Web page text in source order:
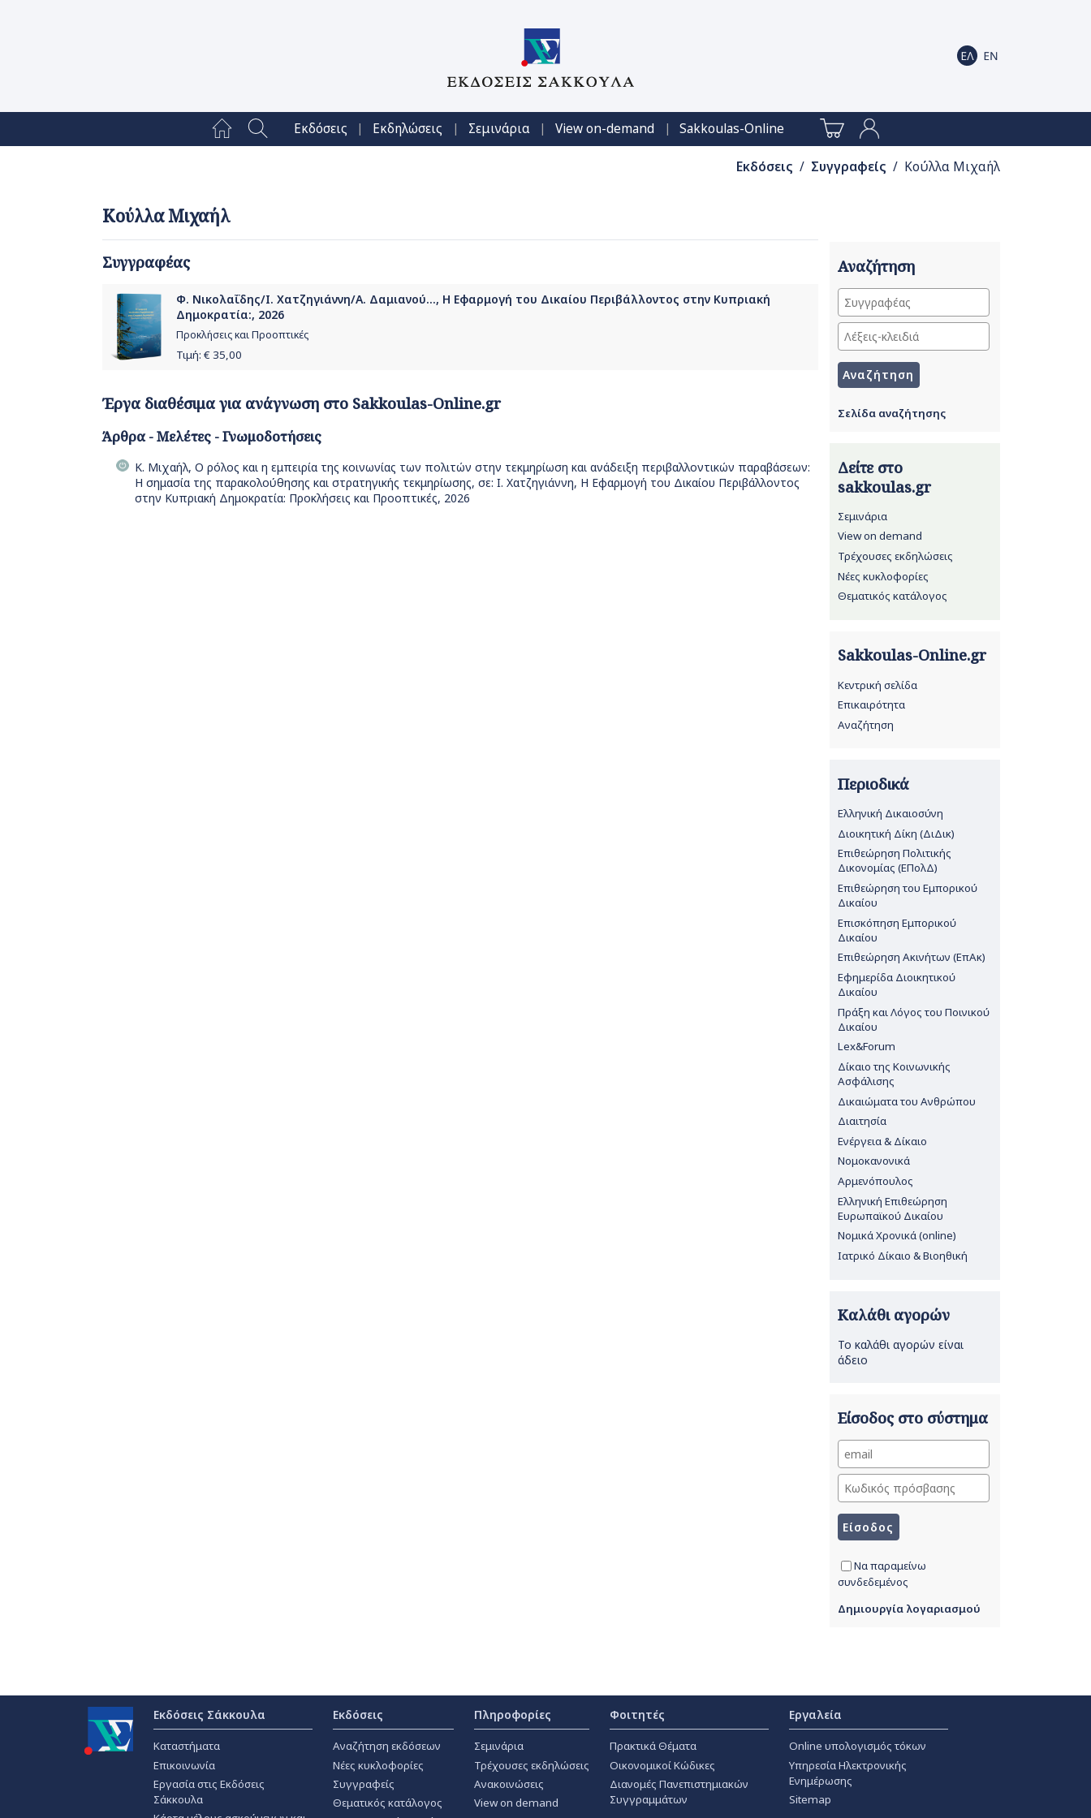
Εκδόσεις | Εκδηλώσεις | Σεμινάρια | View on-demand | Sakkoulas-Online
Εκδόσεις / Συγγραφείς / Κούλλα Μιχαήλ
Κούλλα Μιχαήλ
Συγγραφέας
Φ. Νικολαΐδης/Ι. Χατζηγιάννη/Α. Δαμιανού..., Η Εφαρμογή του Δικαίου Περιβάλλοντος στην Κυπριακή
Δημοκρατία:, 2026
Προκλήσεις και Προοπτικές
Τιμή: € 35,00
Έργα διαθέσιμα για ανάγνωση στο Sakkoulas-Online.gr
Άρθρα - Μελέτες - Γνωμοδοτήσεις
Κ. Μιχαήλ, Ο ρόλος και η εμπειρία της κοινωνίας των πολιτών στην τεκμηρίωση και ανάδειξη περιβαλλοντικών παραβάσεων:
Η σημασία της παρακολούθησης και στρατηγικής τεκμηρίωσης, σε: Ι. Χατζηγιάννη, Η Εφαρμογή του Δικαίου Περιβάλλοντος
στην Κυπριακή Δημοκρατία: Προκλήσεις και Προοπτικές, 2026
Αναζήτηση
Σελίδα αναζήτησης
Δείτε στο
sakkoulas.gr
Σεμινάρια
View on demand
Τρέχουσες εκδηλώσεις
Νέες κυκλοφορίες
Θεματικός κατάλογος
Sakkoulas-Online.gr
Κεντρική σελίδα
Επικαιρότητα
Αναζήτηση
Περιοδικά
Ελληνική Δικαιοσύνη
Διοικητική Δίκη (ΔιΔικ)
Επιθεώρηση Πολιτικής
Δικονομίας (ΕΠολΔ)
Επιθεώρηση του Εμπορικού
Δικαίου
Επισκόπηση Εμπορικού
Δικαίου
Επιθεώρηση Ακινήτων (ΕπΑκ)
Εφημερίδα Διοικητικού
Δικαίου
Πράξη και Λόγος του Ποινικού
Δικαίου
Lex&Forum
Δίκαιο της Κοινωνικής
Ασφάλισης
Δικαιώματα του Ανθρώπου
Διαιτησία
Ενέργεια & Δίκαιο
Νομοκανονικά
Αρμενόπουλος
Ελληνική Επιθεώρηση
Ευρωπαϊκού Δικαίου
Νομικά Χρονικά (online)
Ιατρικό Δίκαιο & Βιοηθική
Καλάθι αγορών
Το καλάθι αγορών είναι
άδειο
Είσοδος στο σύστημα
Να παραμείνω
συνδεδεμένος
Δημιουργία λογαριασμού
Εκδόσεις Σάκκουλα
Καταστήματα
Επικοινωνία
Εργασία στις Εκδόσεις
Σάκκουλα
Εκδόσεις
Αναζήτηση εκδόσεων
Νέες κυκλοφορίες
Συγγραφείς
Θεματικός κατάλογος
Πληροφορίες
Σεμινάρια
Τρέχουσες εκδηλώσεις
Ανακοινώσεις
View on demand
Φοιτητές
Πρακτικά Θέματα
Οικονομικοί Κώδικες
Διανομές Πανεπιστημιακών
Συγγραμμάτων
Εργαλεία
Online υπολογισμός τόκων
Υπηρεσία Ηλεκτρονικής
Ενημέρωσης
Sitemap